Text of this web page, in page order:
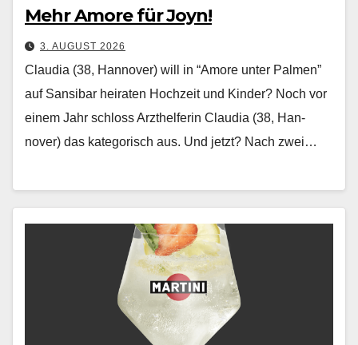
Mehr Amore für Joyn!
3. AUGUST 2026
Claudia (38, Hannover) will in “Amore unter Palmen”
auf Sansibar heiraten Hochzeit und Kinder? Noch vor
einem Jahr schloss Arzthelferin Clau­dia (38, Han­
nover) das kat­e­gorisch aus. Und jet­zt? Nach zwei…